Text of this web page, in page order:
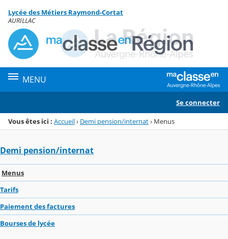
Menu de la rubrique
Contenu
Lycée des Métiers Raymond-Cortat
AURILLAC
MENU
Se connecter
Vous êtes ici : Accueil› Demi pension/internat› Menus
Demi pension/internat
Menus
Tarifs
Paiement des factures
Bourses de lycée